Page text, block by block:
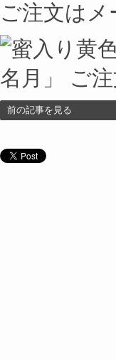
ご注文は
前の記事を見る